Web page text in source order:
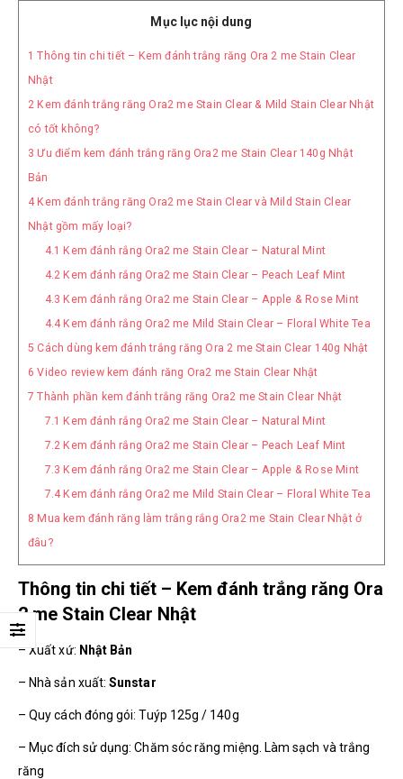
Mục lục nội dung
1 Thông tin chi tiết – Kem đánh trắng răng Ora 2 me Stain Clear
Nhật
2 Kem đánh trắng răng Ora2 me Stain Clear & Mild Stain Clear Nhật
có tốt không?
3 Ưu điểm kem đánh trắng răng Ora2 me Stain Clear 140g Nhật
Bản
4Kem đánh trắng răng Ora2 me Stain Clear và Mild Stain Clear
Nhật gồm mấy loại?
4.1 Kem đánh rắng Ora2 me Stain Clear – Natural Mint
4.2 Kem đánh rắng Ora2 me Stain Clear – Peach Leaf Mint
4.3 Kem đánh rắng Ora2 me Stain Clear – Apple & Rose Mint
4.4Kem đánh rắng Ora2 me Mild Stain Clear – Floral White Tea
5 Cách dùng kem đánh trắng răng Ora 2 me Stain Clear 140g Nhật
6 Video review kem đánh răng Ora2 me Stain Clear Nhật
7 Thành phần kem đánh trắng răng Ora2 me Stain Clear Nhật
7.1 Kem đánh rắng Ora2 me Stain Clear – Natural Mint
7.2 Kem đánh rắng Ora2 me Stain Clear – Peach Leaf Mint
7.3 Kem đánh rắng Ora2 me Stain Clear – Apple & Rose Mint
7.4Kem đánh rắng Ora2 me Mild Stain Clear – Floral White Tea
8 Mua kem đánh răng làm trắng rắng Ora2 me Stain Clear Nhật ở
đâu?
Thông tin chi tiết – Kem đánh trắng răng Ora
2 me Stain Clear Nhật
– Xuất xứ: Nhật Bản
– Nhà sản xuất:Sunstar
– Quy cách đóng gói: Tuýp 125g / 140g
– Mục đích sử dụng: Chăm sóc răng miệng. Làm sạch và trắng
răng